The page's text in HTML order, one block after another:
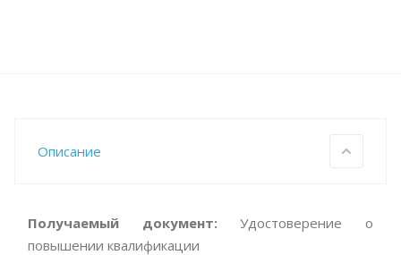
Описание
Получаемый документ: Удостоверение о
повышении квалификации